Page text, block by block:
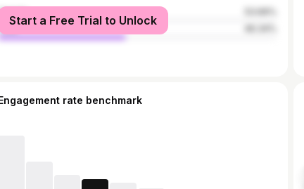
Start a Free Trial to Unlock
rate benchmark